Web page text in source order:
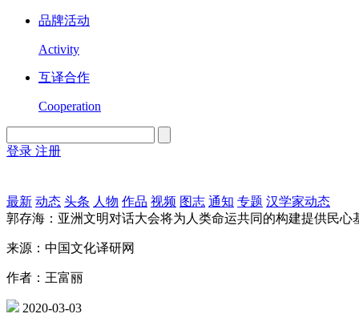
品牌活动
Activity
互译合作
Cooperation
登录 注册
最新 动态 头条 人物 作品 视频 图志 通知 专题 汉学家动态
郭存海：亚洲文明对话大会将为人类命运共同的构建提供民心
来源：中国文化译研网
作者：王富丽
2020-03-03